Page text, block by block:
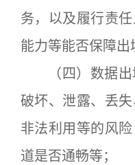
务，以及履行责任
能力等能否保障出
（四）数据出
破坏、泄露、丢失
非法利用等的风
道是否通畅等；